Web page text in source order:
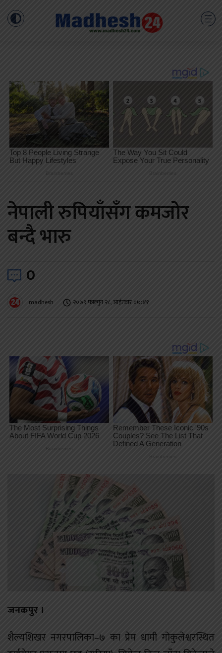
नेपाली रुपियाँसँग कमजोर
बन्दै भारु
0
madhesh २०७९ फाल्गुन २८, आईतवार ०७:४१
जनकपुर ।
शैल्यशिखर नगरपालिका–७ का प्रेम धामी गोकुलेश्वरस्थित